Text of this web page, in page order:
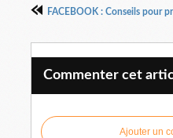
Commenter cet
Ajouter un